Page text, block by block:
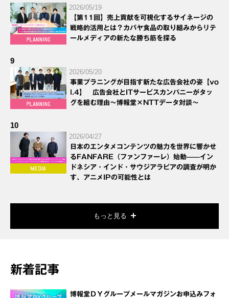
2026/05/19
【第11回】売上貢献を可視化するサイネージの
戦略的活用とは？カバヤ食品の取り組みからリテ
ールメディアの新たな勝ち筋を探る
9
2026/05/20
事業プラニングが目指す新たな広告会社の姿【vo
l.4】 広告会社とITサービスカンパニーがタッ
グを組む理由～博報堂×NTTデータ対談～
10
2026/04/27
日本のエンタメコンテンツの魅力を世界に響かせ
るFANFARE（ファンファーレ）始動——イン
ドネシア・インド・サウジアラビアの調査が明か
す、アニメIPの可能性とは
もっと見る
新着記事
博報堂ＤＹグループメールマガジンお申込みフォ